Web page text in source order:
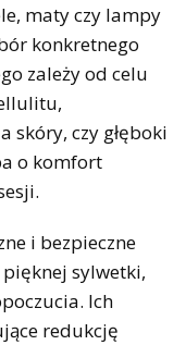
maty czy lampy
konkretnego
zależy od celu
skóry, czy głęboki
o komfort
i bezpieczne
sylwetki,
Ich
redukcję